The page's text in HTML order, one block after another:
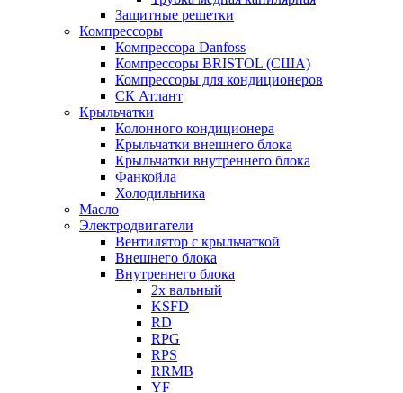
Защитные решетки
Компрессоры
Компрессора Danfoss
Компрессоры BRISTOL (США)
Компрессоры для кондиционеров
СК Атлант
Крыльчатки
Колонного кондиционера
Крыльчатки внешнего блока
Крыльчатки внутреннего блока
Фанкойла
Холодильника
Масло
Электродвигатели
Вентилятор с крыльчаткой
Внешнего блока
Внутреннего блока
2х вальный
KSFD
RD
RPG
RPS
RRMB
YF